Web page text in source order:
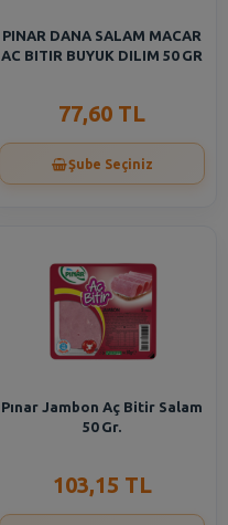
PINAR DANA SALAM MACAR
AC BITIR BUYUK DILIM 50 GR
77,60 TL
Şube Seçiniz
Pınar Jambon Aç Bitir Salam
50 Gr.
103,15 TL